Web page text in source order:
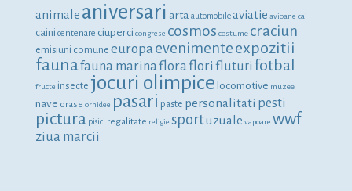
animale aniversari arta automobile aviatie avioane cai
caini centenare ciuperci congrese cosmos costume craciun
emisiuni comune europaevenimenteexpozitii
faunafauna marinafloraflori fluturi fotbal
fructe insecte jocuri olimpice locomotive muzee
nave orase orhidee pasari paste personalitati pesti
pictura pisici regalitate religie sportuzuale vapoare wwf
ziua marcii